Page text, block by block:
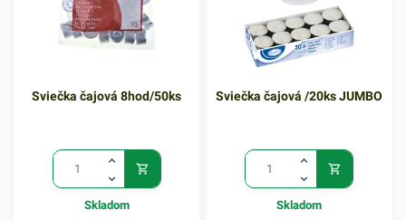
dodá eleganciu pri
servírovaní jedál. Farba:
dostupných miest. Tablety
do pisoárov prevoňajú
priestor toaliet príjemnou
praktickom 1kg balení.
spôsobom. Pred použitím
tabliet si vždy prečítajte
etiketu a informácie o
Sviečka čajová 8hod/50ks
Skladom
Sviečka čajová /20ks JUMBO
Skladom